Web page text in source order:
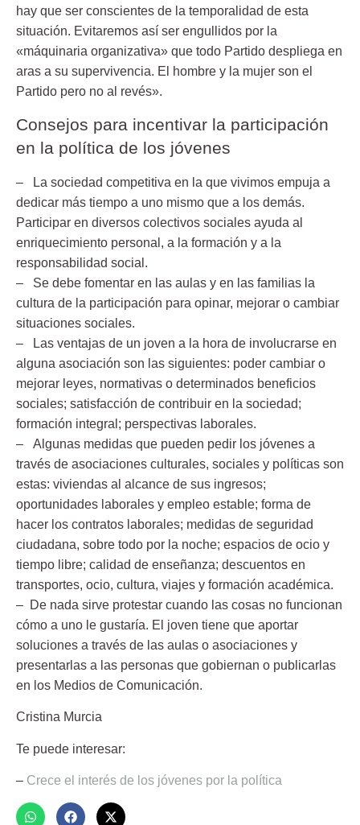
hay que ser conscientes de la temporalidad de esta
situación. Evitaremos así ser engullidos por la
«máquinaria organizativa» que todo Partido despliega en
aras a su supervivencia. El hombre y la mujer son el
Partido pero no al revés».
Consejos para incentivar la participación
en la política de los jóvenes
– La sociedad competitiva en la que vivimos empuja a
dedicar más tiempo a uno mismo que a los demás.
Participar en diversos colectivos sociales ayuda al
enriquecimiento personal, a la formación y a la
responsabilidad social.
– Se debe fomentar en las aulas y en las familias la
cultura de la participación para opinar, mejorar o cambiar
situaciones sociales.
– Las ventajas de un joven a la hora de involucrarse en
alguna asociación son las siguientes: poder cambiar o
mejorar leyes, normativas o determinados beneficios
sociales; satisfacción de contribuir en la sociedad;
formación integral; perspectivas laborales.
– Algunas medidas que pueden pedir los jóvenes a
través de asociaciones culturales, sociales y políticas son
estas: viviendas al alcance de sus ingresos;
oportunidades laborales y empleo estable; forma de
hacer los contratos laborales; medidas de seguridad
ciudadana, sobre todo por la noche; espacios de ocio y
tiempo libre; calidad de enseñanza; descuentos en
transportes, ocio, cultura, viajes y formación académica.
– De nada sirve protestar cuando las cosas no funcionan
cómo a uno le gustaría. El joven tiene que aportar
soluciones a través de las aulas o asociaciones y
presentarlas a las personas que gobiernan o publicarlas
en los Medios de Comunicación.
Cristina Murcia
Te puede interesar:
– Crece el interés de los jóvenes por la política